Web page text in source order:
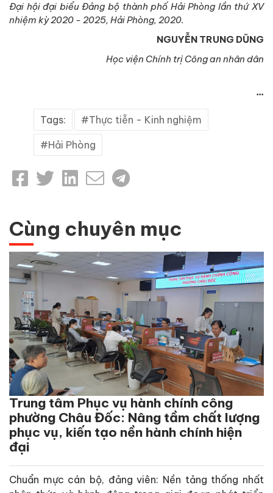
Đại hội đại biểu Đảng bộ thành phố Hải Phòng lần thứ XV
nhiệm kỳ 2020 - 2025, Hải Phòng, 2020.
NGUYỄN TRUNG DŨNG
Học viện Chính trị Công an nhân dân
...
Tags: Thực tiễn - Kinh nghiệm
Hải Phòng
Cùng chuyên mục
Trung tâm Phục vụ hành chính công
phường Châu Đốc: Nâng tầm chất lượng
phục vụ, kiến tạo nền hành chính hiện
đại
Chuẩn mực cán bộ, đảng viên: Nền tảng thống nhất